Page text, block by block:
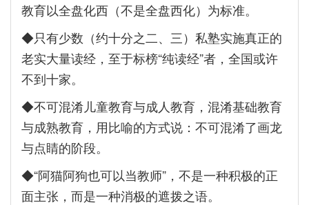
教育以全盘化西（不是全盘西化）为标准。
◆只有少数（约十分之二、三）私塾实施真正的
老实大量读经，至于标榜“纯读经”者，全国或许
不到十家。
◆不可混淆儿童教育与成人教育，混淆基础教育
与成熟教育，用比喻的方式说：不可混淆了画龙
与点睛的阶段。
◆“阿猫阿狗也可以当教师”，不是一种积极的正
面主张，而是一种消极的遮拨之语。